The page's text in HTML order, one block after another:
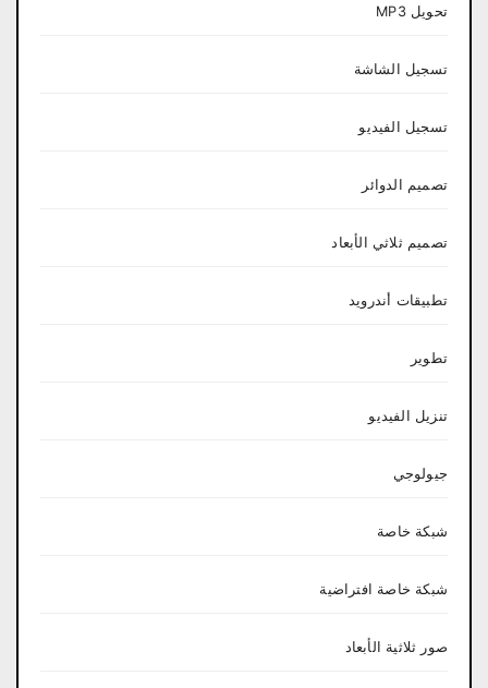
تحويل MP3
تسجيل الشاشة
تسجيل الفيديو
تصميم الدوائر
تصميم ثلاثي الأبعاد
تطبيقات أندرويد
تطوير
تنزيل الفيديو
جيولوجي
شبكة خاصة
شبكة خاصة افتراضية
صور ثلاثية الأبعاد